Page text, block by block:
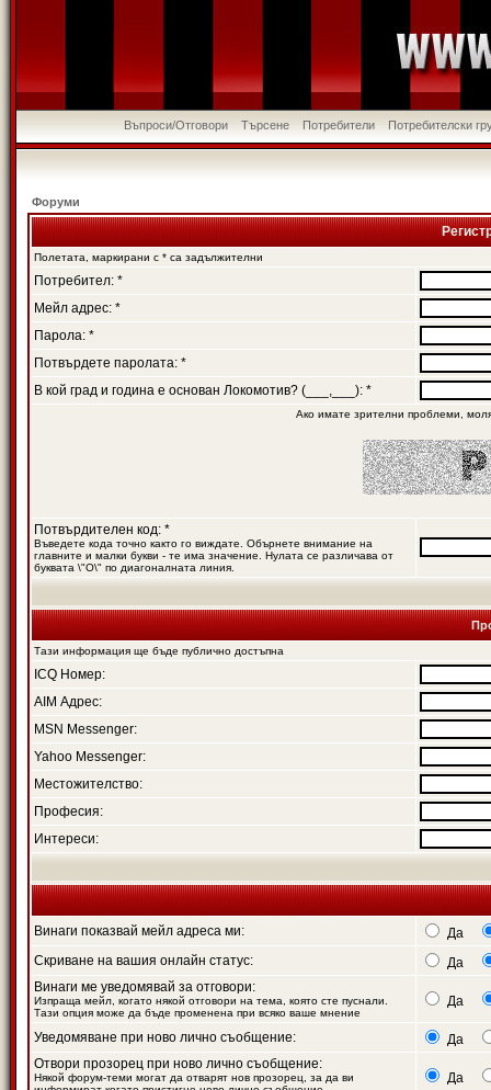
Въпроси/Отговори Търсене Потребители Потребителски
Форуми
Полетата, маркирани с * са задължителни
Потребител: *
Мейл адрес: *
Парола: *
Потвърдете паролата: *
В кой град и година е основан Локомотив? (___,___): *
Ако имате зрителни проблеми,
Потвърдителен код: *
Въведете кода точно както го виждате. Обърнете внимание на
главните и малки букви - те има значение. Нулата се различава от
буквата \"O\" по диагоналната линия.
Тази информация ще бъде публично достъпна
ICQ Номер:
AIM Адрес:
MSN Messenger:
Yahoo Messenger:
Местожителство:
Професия:
Интереси:
Винаги показвай мейл адреса ми:
Да
Скриване на вашия онлайн статус:
Да
Винаги ме уведомявай за отговори:
Изпраща мейл, когато някой отговори на тема, която сте пуснали.
Тази опция може да бъде променена при всяко ваше мнение
Да
Уведомяване при ново лично съобщение:
Да
Отвори прозорец при ново лично съобщение:
Някой форум-теми могат да отварят нов прозорец, за да ви
Да